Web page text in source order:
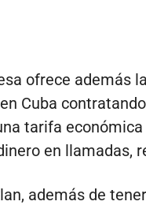
ofrece además
Cuba
tarifa
en llamadas,
además de